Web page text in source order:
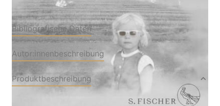
Bibliografische Daten
Autor:innenbeschreibung
Produktbeschreibung
Die Musikerin Johaenne steht auf ihrem